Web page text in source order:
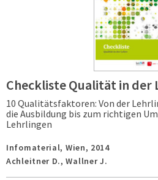
Checkliste Qualität in der
10 Qualitätsfaktoren: Von der
die Ausbildung bis zum richtigen
Lehrlingen
Infomaterial, Wien, 2014
Achleitner D., Wallner J.